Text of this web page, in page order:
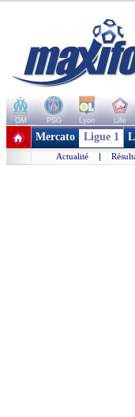
OM PSG Lyon Lille
+ de clubs
Mercato Ligue 1
Actualité |